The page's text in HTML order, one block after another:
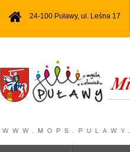
24-100 Puławy, ul. Leśna 17